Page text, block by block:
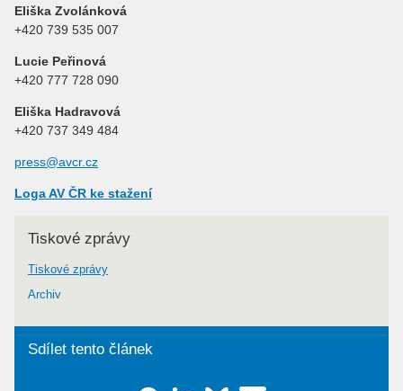
Eliška Zvolánková
+420 739 535 007
Lucie Peřinová
+420 777 728 090
Eliška Hadravová
+420 737 349 484
press@avcr.cz
Loga AV ČR ke stažení
Tiskové zprávy
Tiskové zprávy
Archiv
Sdílet tento článek